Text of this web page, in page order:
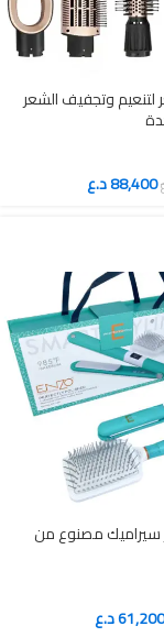
وتجفيف الشعر
88,400د.ع
سيراميك مصنوع من
61,200د.ع